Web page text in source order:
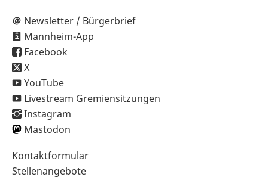
Newsletter / Bürgerbrief
Mannheim-App
Facebook
X
YouTube
Livestream Gremiensitzungen
Instagram
Mastodon
Sekundärnavigation
im
Kontaktformular
Stellenangebote